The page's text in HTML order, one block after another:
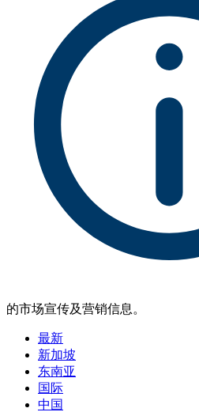
的市场宣传及营销信息。
最新
新加坡
东南亚
国际
中国